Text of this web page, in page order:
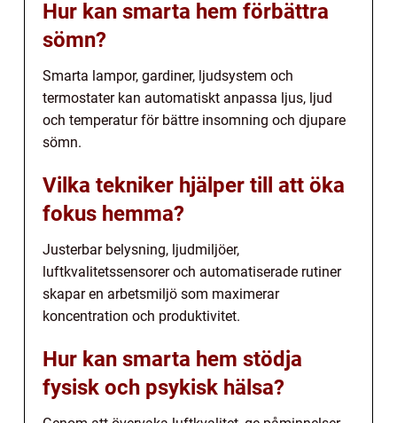
Hur kan smarta hem förbättra
sömn?
Smarta lampor, gardiner, ljudsystem och
termostater kan automatiskt anpassa ljus, ljud
och temperatur för bättre insomning och djupare
sömn.
Vilka tekniker hjälper till att öka
fokus hemma?
Justerbar belysning, ljudmiljöer,
luftkvalitetssensorer och automatiserade rutiner
skapar en arbetsmiljö som maximerar
koncentration och produktivitet.
Hur kan smarta hem stödja
fysisk och psykisk hälsa?